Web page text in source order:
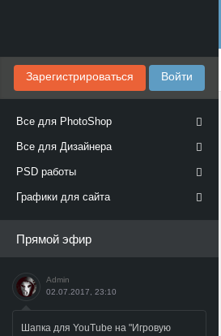
Зарегистрироваться Войти
Все для PhotoShop
Все для Дизайнера
PSD работы
Графики для сайта
Прямой эфир
Admin
02.07.2017, 23:10
Шапка для YouTube на "Игровую